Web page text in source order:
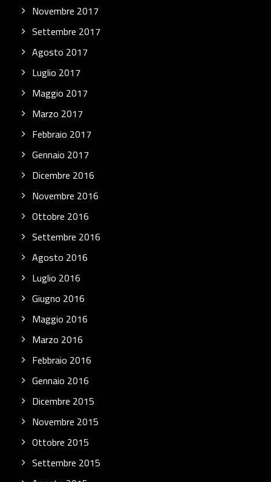
Novembre 2017
Settembre 2017
Agosto 2017
Luglio 2017
Maggio 2017
Marzo 2017
Febbraio 2017
Gennaio 2017
Dicembre 2016
Novembre 2016
Ottobre 2016
Settembre 2016
Agosto 2016
Luglio 2016
Giugno 2016
Maggio 2016
Marzo 2016
Febbraio 2016
Gennaio 2016
Dicembre 2015
Novembre 2015
Ottobre 2015
Settembre 2015